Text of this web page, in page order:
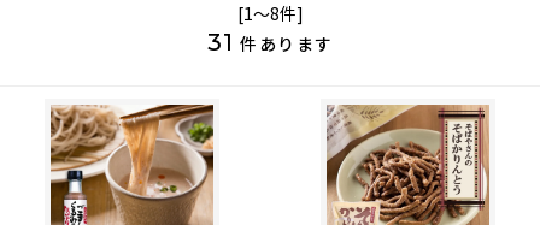
[1～8件]
31 件あります